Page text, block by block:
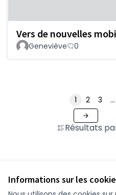
Informations sur les
Vers de nouvelles
Geneviève 0
Résultats
1 2 3 …